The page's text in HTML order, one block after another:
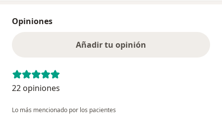
Opiniones
Añadir tu opinión
22 opiniones
Lo más mencionado por los pacientes